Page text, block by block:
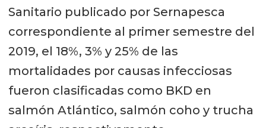
Sanitario publicado por Sernapesca
correspondiente al primer semestre del
2019, el 18%, 3% y 25% de las
mortalidades por causas infecciosas
fueron clasificadas como BKD en
salmón Atlántico, salmón coho y trucha